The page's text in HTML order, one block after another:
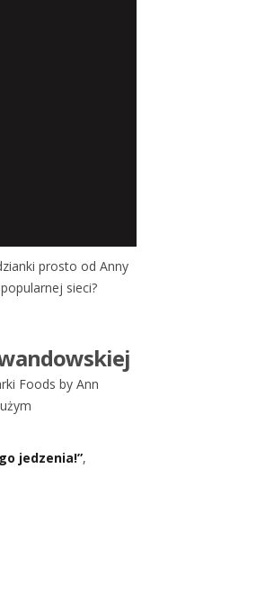
prosto od Anny
sieci?
Foods by Ann
jedzenia!”,